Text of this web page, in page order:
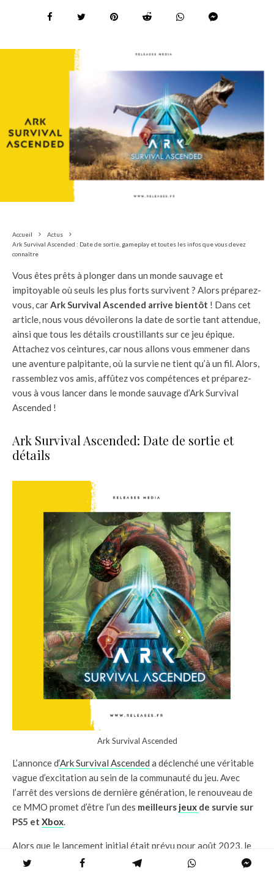
Accueil
Actus
Ark Survival Ascended : Date de sortie, gameplay et toutes les infos que vous devez
connaître
Vous êtes prêts à plonger dans un monde sauvage et
impitoyable où seuls les plus forts survivent ? Alors préparez-
vous, carArk Survival Ascended arrive bientôt ! Dans cet
article, nous vous dévoilerons la date de sortie tant attendue,
ainsi que tous les détails croustillants sur ce jeu épique.
Attachez vos ceintures, car nous allons vous emmener dans
une aventure palpitante, où la survie ne tient qu’à un fil. Alors,
rassemblez vos amis, affûtez vos compétences et préparez-
vous à vous lancer dans le monde sauvage d’Ark Survival
Ascended !
Ark Survival Ascended: Date de sortie et
détails
Ark Survival Ascended
L’annonce d‘Ark Survival Ascended a déclenché une véritable
vague d’excitation au sein de la communauté du jeu. Avec
l’arrêt des versions de dernière génération, le renouveau de
ce MMO promet d’être l’un des meilleurs jeux de survie sur
PS5 et Xbox.
Alors que le lancement initial était prévu pour août 2023, le
jeu a été repoussé à octobre 2023. Ce retard a cependant été